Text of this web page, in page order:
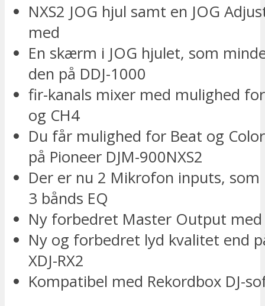
NXS2 JOG hjul samt en JOG
med
En skærm i JOG hjulet, som
den på DDJ-1000
fir-kanals mixer med mulighed
og CH4
Du får mulighed for Beat og
på Pioneer DJM-900NXS2
Der er nu 2 Mikrofon inputs,
3 bånds EQ
Ny forbedret Master Output med
Ny og forbedret lyd kvalitet end
XDJ-RX2
Kompatibel med Rekordbox DJ-